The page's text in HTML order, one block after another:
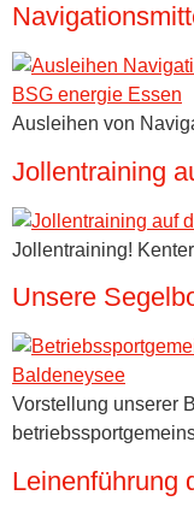
Ausleihen von
Jollentraining
Jollentraining!
Unsere
Vorstellung unserer
Leinenführung